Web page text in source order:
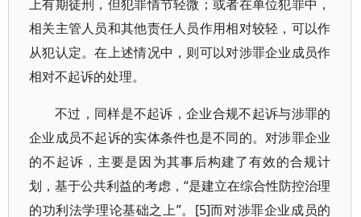
上有期徒刑，但犯罪情节轻微；或者在单位犯罪中，
相关主管人员和其他责任人员作用相对较轻，可以作
从犯认定。在上述情况中，则可以对涉罪企业成员作
相对不起诉的处理。
不过，同样是不起诉，企业合规不起诉与涉罪的
企业成员不起诉的实体条件也是不同的。对涉罪企业
的不起诉，主要是因为其事后构建了有效的合规计
划，基于公共利益的考虑，“是建立在综合性防控治理
的功利法学理论基础之上”。[5]而对涉罪企业成员的